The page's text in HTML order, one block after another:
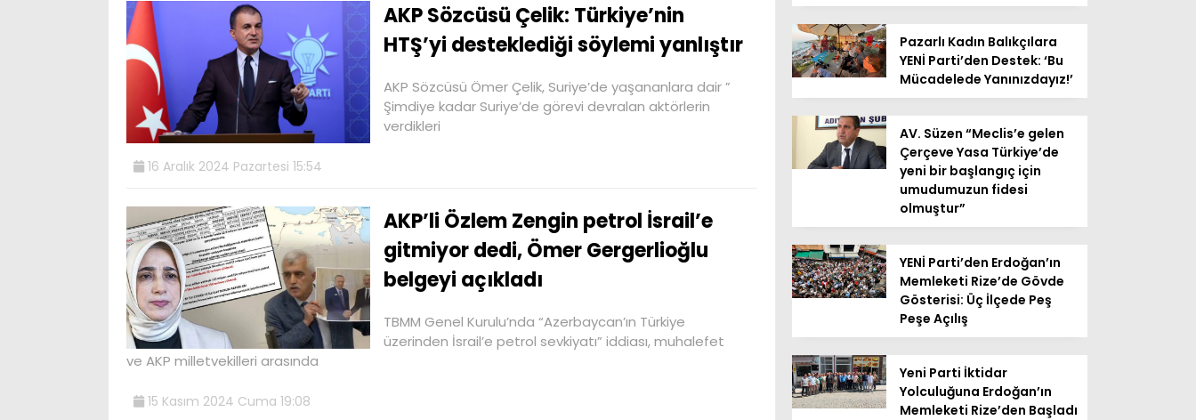
AKP Sözcüsü Çelik: Türkiye’nin
HTŞ’yi desteklediği söylemi yanlıştır
AKP Sözcüsü Ömer Çelik, Suriye’de yaşananlara dair ”
Şimdiye kadar Suriye’de görevi devralan aktörlerin
verdikleri
16 Aralık 2024 Pazartesi 15:54
AKP’li Özlem Zengin petrol İsrail’e
gitmiyor dedi, Ömer Gergerlioğlu
belgeyi açıkladı
TBMM Genel Kurulu’nda “Azerbaycan’ın Türkiye
üzerinden İsrail’e petrol sevkiyatı” iddiası, muhalefet
ve AKP milletvekilleri arasında
15 Kasım 2024 Cuma 19:08
Pazarlı Kadın Balıkçılara
YENİ Parti’den Destek: ‘Bu
Mücadelede Yanınızdayız!’
AV. Süzen “Meclis’e gelen
Çerçeve Yasa Türkiye’de
yeni bir başlangıç için
umudumuzun fidesi
olmuştur”
YENİ Parti’den Erdoğan’ın
Memleketi Rize’de Gövde
Gösterisi: Üç İlçede Peş
Peşe Açılış
Yeni Parti İktidar
Yolculuğuna Erdoğan’ın
Memleketi Rize’den Başladı